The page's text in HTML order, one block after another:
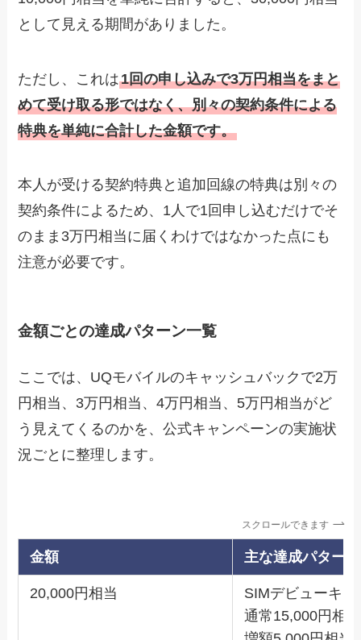
として見える期間がありました。
ただし、これは1回の申し込みで3万円相当をまと
めて受け取る形ではなく、別々の契約条件による
特典を単純に合計した金額です。
本人が受ける契約特典と追加回線の特典は別々の
契約条件によるため、1人で1回申し込むだけでそ
のまま3万円相当に届くわけではなかった点にも
注意が必要です。
金額ごとの達成パターン一覧
ここでは、UQモバイルのキャッシュバックで2万
円相当、3万円相当、4万円相当、5万円相当がど
う見えてくるのかを、公式キャンペーンの実施状
況ごとに整理します。
スクロールできます
金額 主な達成パターン
20,000円相当
SIMデビューキ
通常15,000円相